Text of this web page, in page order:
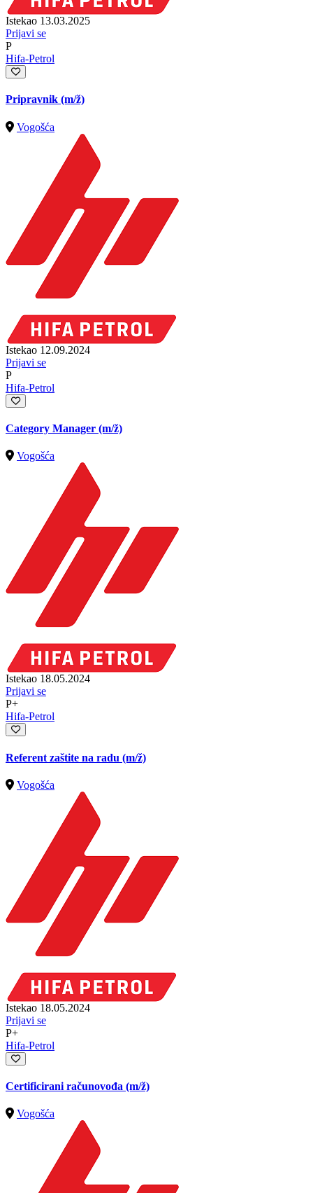
Istekao 13.03.2025
Prijavi se
P
Hifa-Petrol
Pripravnik (m/ž)
Vogošća
Istekao 12.09.2024
Prijavi se
P
Hifa-Petrol
Category Manager (m/ž)
Vogošća
Istekao 18.05.2024
Prijavi se
P+
Hifa-Petrol
Referent zaštite na radu (m/ž)
Vogošća
Istekao 18.05.2024
Prijavi se
P+
Hifa-Petrol
Certificirani računovođa (m/ž)
Vogošća